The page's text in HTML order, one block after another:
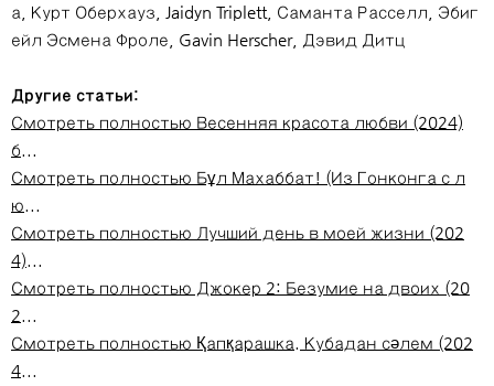
а, Курт Оберхауз, Jaidyn Triplett, Саманта Расселл, Эбиг
ейл Эсмена Фроле, Gavin Herscher, Дэвид Дитц
Другие статьи:
Смотреть полностью Весенняя красота любви (2024)
б...
Смотреть полностью Бұл Махаббат! (Из Гонконга с л
ю...
Смотреть полностью Лучший день в моей жизни (202
4)...
Смотреть полностью Джокер 2: Безумие на двоих (20
2...
Смотреть полностью Қапқарашка. Кубадан сәлем (202
4...